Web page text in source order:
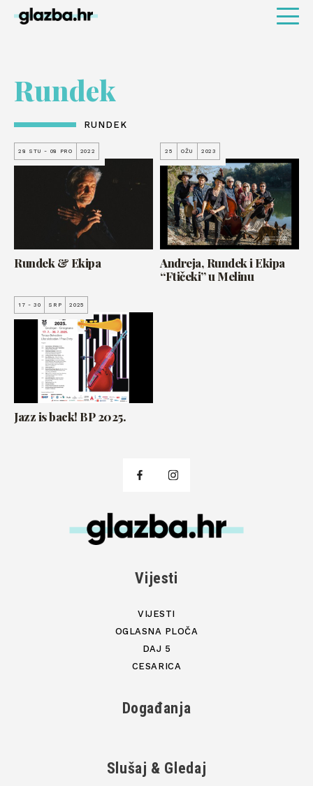
Rundek
RUNDEK
28 STU - 08 PRO 2022
Rundek & Ekipa
25 OŽU 2023
Andreja, Rundek i Ekipa
“Ftičeki” u Melinu
17 - 30 SRP 2025
Jazz is back! BP 2025.
Vijesti
VIJESTI
OGLASNA PLOČA
DAJ 5
CESARICA
Događanja
Slušaj & Gledaj